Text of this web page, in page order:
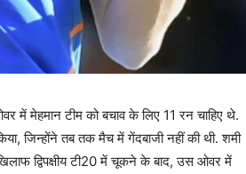
में मेहमान टीम को बचाव के लिए 11 रन चाहिए थे.
जिन्होंने तब तक मैच में गेंदबाजी नहीं की थी. शमी
द्विपक्षीय टी20 में चूकने के बाद, उस ओवर में